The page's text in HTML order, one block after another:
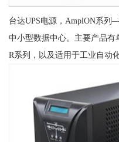
台达UPS电源，AmplON系列
中小型数据中心。主要产品有
R系列，以及适用于工业自动